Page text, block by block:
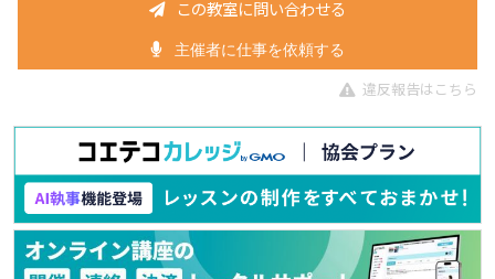
この教室に問い合わせる
主催者に仕事を依頼する
違反報告はこちら